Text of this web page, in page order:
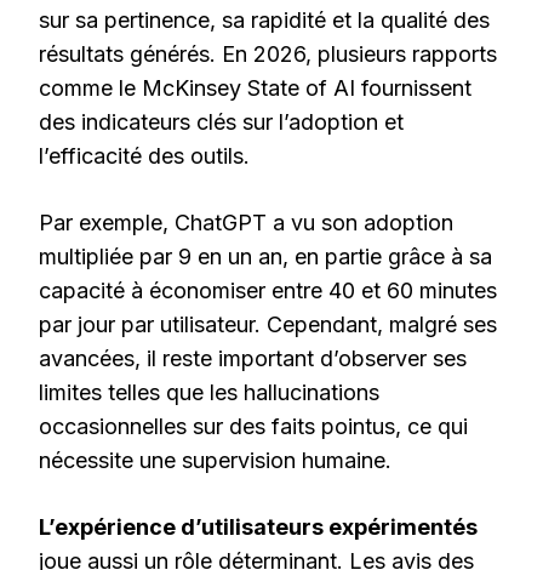
sur sa pertinence, sa rapidité et la qualité des
résultats générés. En 2026, plusieurs rapports
comme le McKinsey State of AI fournissent
des indicateurs clés sur l’adoption et
l’efficacité des outils.
Par exemple, ChatGPT a vu son adoption
multipliée par 9 en un an, en partie grâce à sa
capacité à économiser entre 40 et 60 minutes
par jour par utilisateur. Cependant, malgré ses
avancées, il reste important d’observer ses
limites telles que les hallucinations
occasionnelles sur des faits pointus, ce qui
nécessite une supervision humaine.
L’expérience d’utilisateurs expérimentés
joue aussi un rôle déterminant. Les avis des